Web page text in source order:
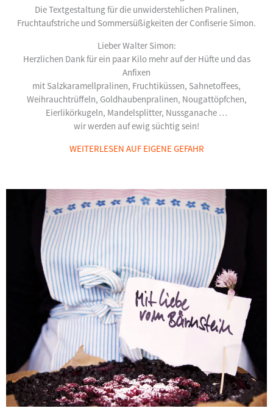
Die Textgestaltung für die unwiderstehlichen Pralinen,
Fruchtaufstriche und Sommersüßigkeiten der Confiserie Simon.
Lieber Walter Simon:
Herzlichen Dank für ein paar Kilo mehr auf der Hüfte und das
Anfixen
mit Salzkaramellpralinen, Fruchtiküssen, Sahnetoffees,
Weihrauchtrüffeln, Goldhaubenpralinen, Nougattöpfchen,
Eierlikörkugeln, Mandelsplitter, Nussganache …
wir werden auf ewig süchtig sein!
WEITERLESEN AUF EIGENE GEFAHR